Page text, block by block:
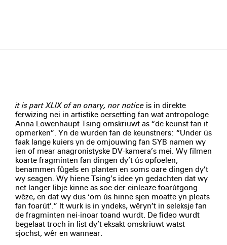
it is part XLIX of an onary, nor notice is in direkte
ferwizing nei in artistike oersetting fan wat antropologe
Anna Lowenhaupt Tsing omskriuwt as “de keunst fan it
opmerken”. Yn de wurden fan de keunstners: “Under ús
faak lange kuiers yn de omjouwing fan SYB namen wy
ien of mear anagronistyske DV-kamera’s mei. Wy filmen
koarte fragminten fan dingen dy’t ús opfoelen,
benammen fûgels en planten en soms oare dingen dy’t
wy seagen. Wy hiene Tsing’s idee yn gedachten dat wy
net langer libje kinne as soe der einleaze foarútgong
wêze, en dat wy dus ‘om ús hinne sjen moatte yn pleats
fan foarút’.” It wurk is in yndeks, wêryn’t in seleksje fan
de fragminten nei-inoar toand wurdt. De fideo wurdt
begelaat troch in list dy’t eksakt omskriuwt watst
sjochst, wêr en wannear.